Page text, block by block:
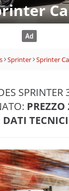
Sprinter Sprinter
PREZZO
TECNICI